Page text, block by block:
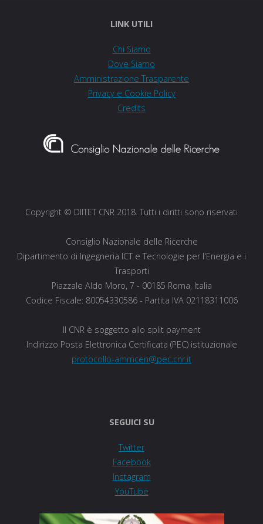
LINK UTILI
Chi Siamo
Dove Siamo
Amministrazione Trasparente
Privacy e Cookie Policy
Credits
Copyright © DIITET CNR 2018. Tutti i diritti sono riservati
Consiglio Nazionale delle Ricerche
Dipartimento di Ingegneria ICT e Tecnologie per l'Energia e i
Trasporti
Piazzale Aldo Moro, 7 - 00185 Roma, Italia
Codice Fiscale: 80054330586 - Partita IVA 02118311006
Il CNR è soggetto allo split payment
Indirizzo Posta Elettronica Certificata (PEC) istituzionale
protocollo-ammcen@pec.cnr.it
SEGUICI SU
Twitter
Facebook
Instagram
YouTube